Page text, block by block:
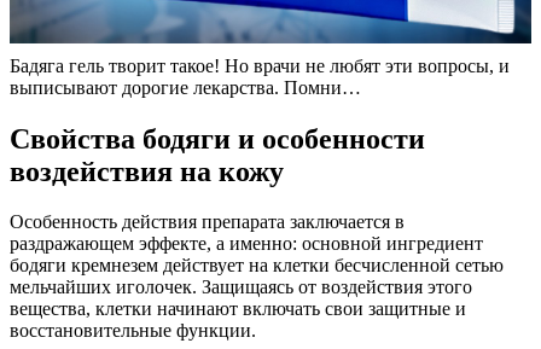
Бадяга гель творит такое! Но врачи не любят эти вопросы, и
выписывают дорогие лекарства. Помни…
Свойства бодяги и особенности
воздействия на кожу
Особенность действия препарата заключается в
раздражающем эффекте, а именно: основной ингредиент
бодяги кремнезем действует на клетки бесчисленной сетью
мельчайших иголочек. Защищаясь от воздействия этого
вещества, клетки начинают включать свои защитные и
восстановительные функции.